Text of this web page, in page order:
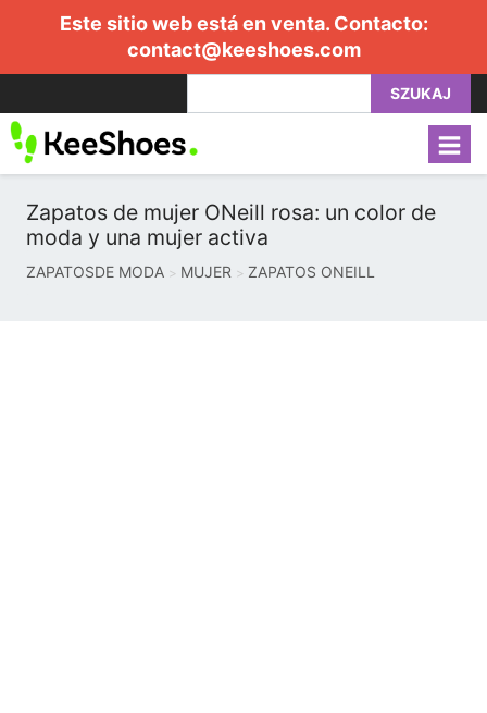
Este sitio web está en venta. Contacto:
contact@keeshoes.com
SZUKAJ
Zapatos de mujer ONeill rosa: un color de
moda y una mujer activa
ZAPATOSDE MODA MUJER ZAPATOS ONEILL